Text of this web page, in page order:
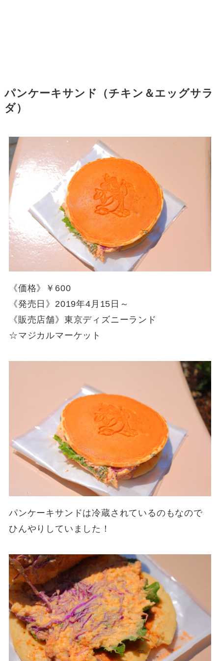
パンケーキサンド（チキン＆エッグサラ
ダ）
《価格》￥600
《発売日》2019年4月15日～
《販売店舗》東京ディズニーランド
☆マジカルマーケット
パンケーキサンドは冷蔵されているのもなので
ひんやりしていました！